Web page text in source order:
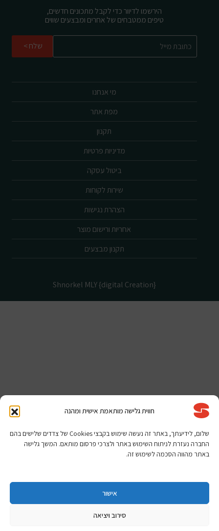
חווית גלישה מותאמת אישית ומהנה
שלום, לידיעתך, באתר זה נעשה שימוש בקבצי Cookies של צדדים שלישים בהם
החברה נעזרת לניתוח השימוש באתר ולצרכי פרסום מותאם. המשך גלישה
באתר מהווה הסכמה לשימוש זה.
אישור
סירוב ויציאה
מי אנחנו
מפת אתר
תקנון
מדיניות פרטיות
ביטול עסקה
שירות לקוחות
הצהרת נגישות
אחריות ורישום מוצר
תקנון מבצעים
הירשמו לדיוור כדי לקבל מתכונים חדשים,
טיפים ממטבחים של אחרים ומבצעים שווים
שלח
Shnorkel MLY {digital Creation}